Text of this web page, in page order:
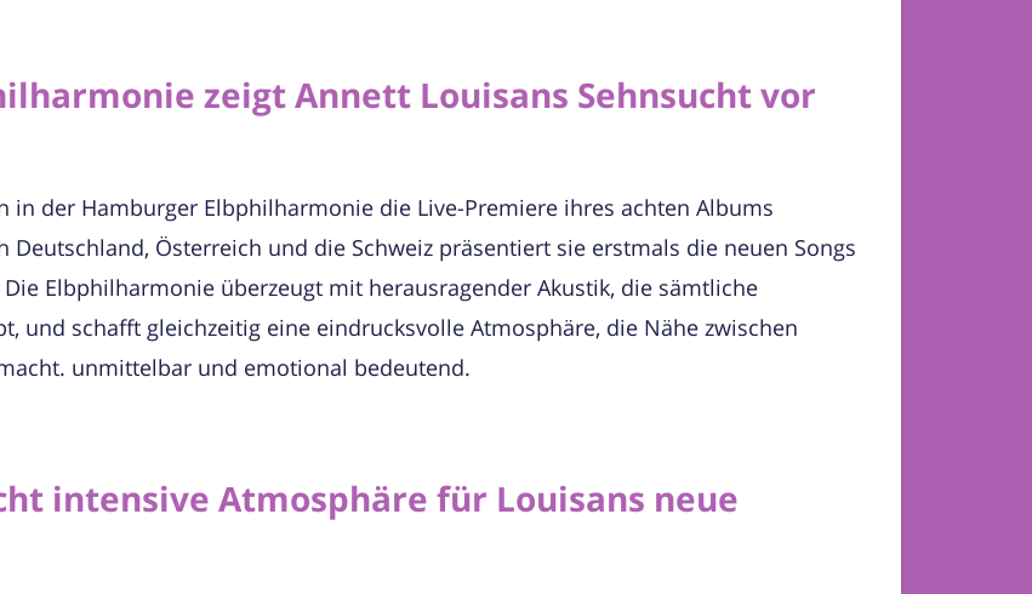
zeigt Annett Louisans Sehnsucht vor
in der Hamburger Elbphilharmonie die Live-Premiere ihres achten Albums
Deutschland, Österreich und die Schweiz präsentiert sie erstmals die neuen Songs
Elbphilharmonie überzeugt mit herausragender Akustik, die sämtliche
und schafft gleichzeitig eine eindrucksvolle Atmosphäre, die Nähe zwischen
unmittelbar und emotional bedeutend.
intensive Atmosphäre für Louisans neue